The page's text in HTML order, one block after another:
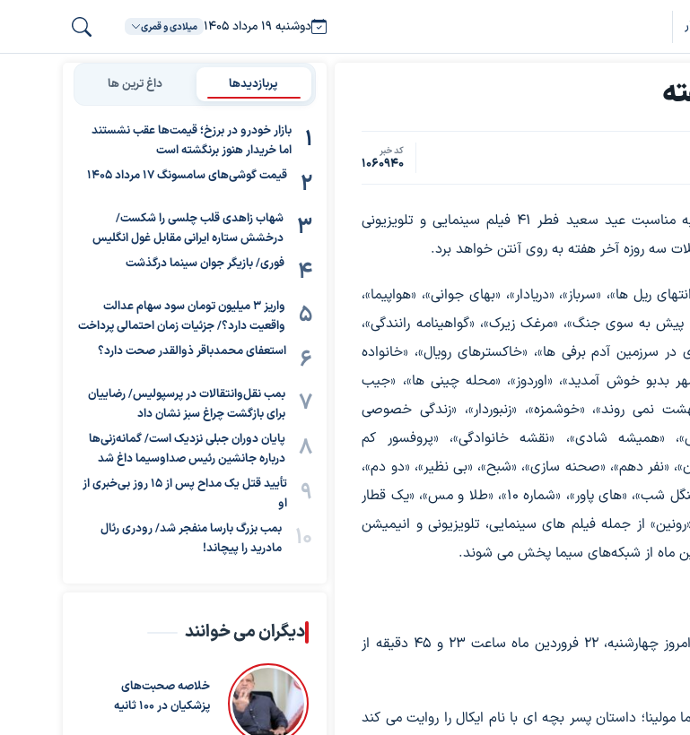
دوشنبه ۱۹ مرداد ۱۴۰۵ میلادی و قمری
کد خبر
1060940
تلویزیون به مناسبت عید سعید فطر ۴۱ فیلم سینمایی و تلویزیونی
سه روزه آخر هفته به روی آنتن خواهد برد.
ریل ها»، «سرباز»، «دریادار»، «بهای جوانی»، «هواپیما»،
پیش به سوی جنگ»، «مرغک زیرک»، «گواهینامه رانندگی»،
در سرزمین آدم برفی ها»، «خاکسترهای رویال»، «خانواده
بدبو خوش آمدید»، «اوردوز»، «محله چینی ها»، «جیب
نمی روند»، «خوشمزه»، «زنبوردار»، «زندگی خصوصی
«همیشه شادی»، «نقشه خانوادگی»، «پروفسور کم
دهم»، «صحنه سازی»، «شبح»، «بی نظیر»، «دو دم»،
«عصر دایناسورها 10»، «گرن توریسمو»، «لاکپشت های جهش یافته نینجا»، «جنگل شب»، «های پاور»، «شماره 10»، «طلا و مس»، «یک قطار
از جمله فیلم های سینمایی، تلویزیونی و انیمیشن
فیلم سینمایی جدید «جایی در انتهای ریل ها» به کارگردانی ارنستو کنترراس امروز چهارشنبه، ۲۲ فروردین ماه ساعت ۲۳ و ۴۵ دقیقه از
مولینا؛ داستان پسر بچه ای با نام ایکال را روایت می کند
پربازدیدها داغ ترین ها
بازار خودرو در برزخ؛ قیمت‌ها عقب نشستند
اما خریدار هنوز برنگشته است
قیمت گوشی‌های سامسونگ 17 مرداد 1405
شهاب زاهدی قلب چلسی را شکست/
درخشش ستاره ایرانی مقابل غول انگلیس
فوری/ بازیگر جوان سینما درگذشت
واریز ۳ میلیون تومان سود سهام عدالت
واقعیت دارد؟/ جزئیات زمان احتمالی پرداخت
استعفای محمدباقر ذوالقدر صحت دارد؟
بمب نقل‌وانتقالات در پرسپولیس/ رضاییان
برای بازگشت چراغ سبز نشان داد
پایان دوران جبلی نزدیک است/ گمانه‌زنی‌ها
درباره جانشین رئیس صداوسیما داغ شد
تأیید قتل یک مداح پس از ۱۵ روز بی‌خبری از
او
بمب بزرگ بارسا منفجر شد/ رودری رئال
مادرید را پیچاند!
دیگران می خوانند
خلاصه صحبت‌های
پزشکیان در ۱۰۰ ثانیه